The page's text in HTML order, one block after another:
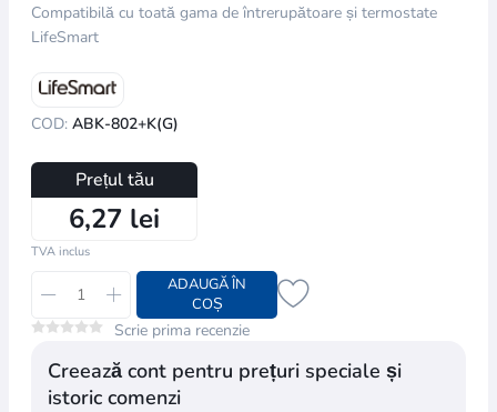
Compatibilă cu toată gama de întrerupătoare și termostate
LifeSmart
COD: ABK-802+K(G)
Prețul tău
6,27 lei
TVA inclus
ADAUGĂ ÎN
COȘ
Scrie prima recenzie
Creează cont pentru prețuri speciale și
istoric comenzi